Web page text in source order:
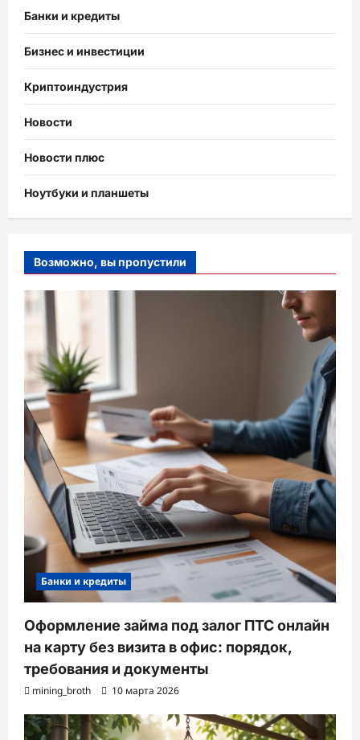
Банки и кредиты
Бизнес и инвестиции
Криптоиндустрия
Новости
Новости плюс
Ноутбуки и планшеты
Возможно, вы пропустили
Банки и кредиты
Оформление займа под залог ПТС онлайн
на карту без визита в офис: порядок,
требования и документы
mining_broth 10 марта 2026